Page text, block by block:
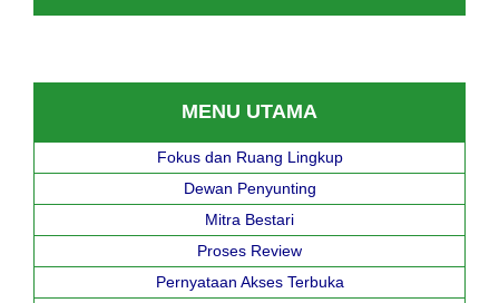
MENU UTAMA
Fokus dan Ruang Lingkup
Dewan Penyunting
Mitra Bestari
Proses Review
Pernyataan Akses Terbuka